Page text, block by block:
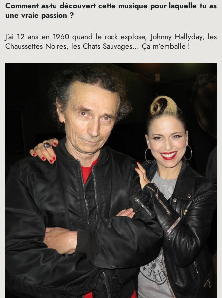
Comment as-tu découvert cette musique pour laquelle tu as
une vraie passion ?
J’ai 12 ans en 1960 quand le rock explose, Johnny Hallyday, les
Chaussettes Noires, les Chats Sauvages… Ça m’emballe !